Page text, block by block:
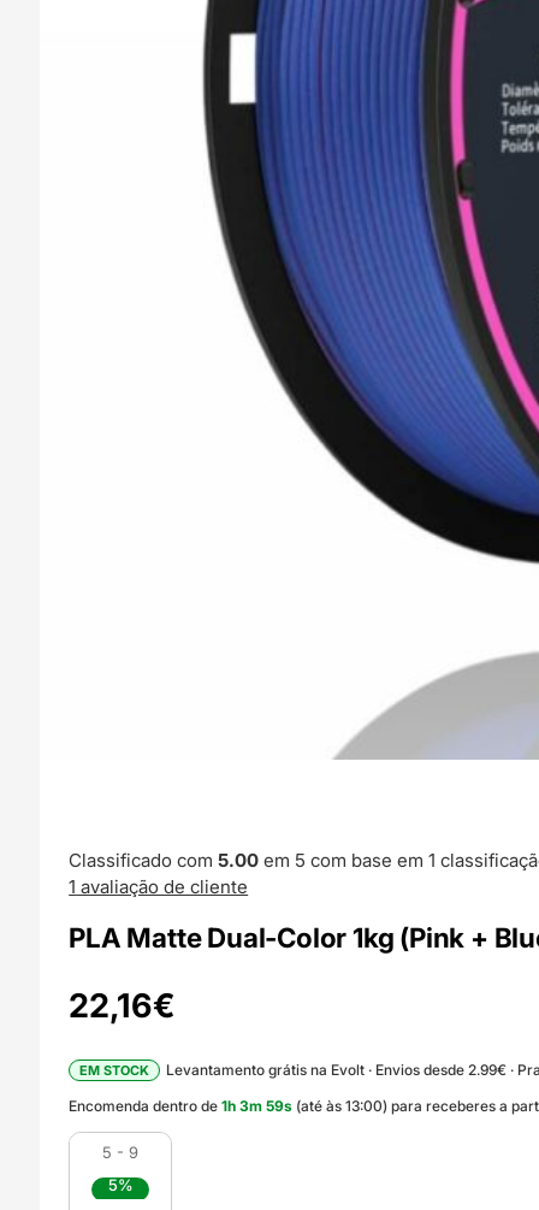
Classificado com5.00 em 5 com base em1
1 avaliação de cliente
PLA Matte Dual-Color 1kg (Pink +
22,16€
EM STOCK
Levantamento grátis na Evolt · Envios desde 2.99€ ·
Encomenda dentro de1h3m57s (até às 13:00) para receberes a
5 - 9
5%